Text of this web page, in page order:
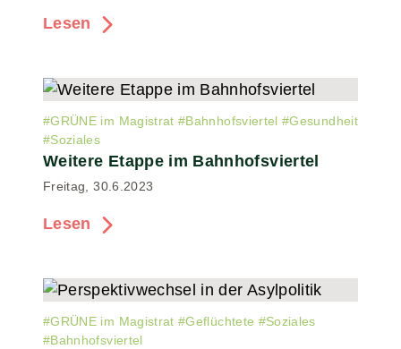
Lesen
#GRÜNE im Magistrat #Bahnhofsviertel #Gesundheit
#Soziales
Weitere Etappe im Bahnhofsviertel
Freitag, 30.6.2023
Lesen
#GRÜNE im Magistrat #Geflüchtete #Soziales
#Bahnhofsviertel